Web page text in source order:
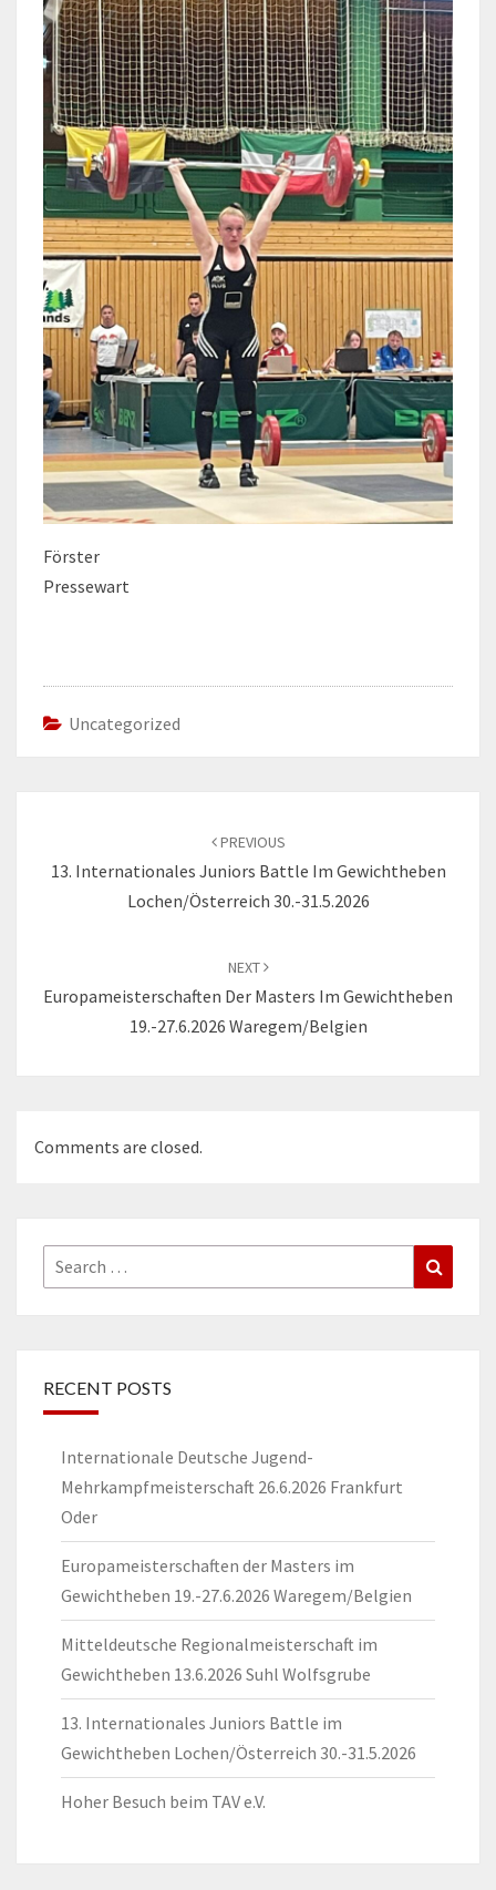
Förster
Pressewart
Uncategorized
PREVIOUS
13. Internationales Juniors Battle Im Gewichtheben
Lochen/Österreich 30.-31.5.2026
NEXT
Europameisterschaften Der Masters Im Gewichtheben
19.-27.6.2026 Waregem/Belgien
Comments are closed.
Search
for:
RECENT POSTS
Internationale Deutsche Jugend-
Mehrkampfmeisterschaft 26.6.2026 Frankfurt
Oder
Europameisterschaften der Masters im
Gewichtheben 19.-27.6.2026 Waregem/Belgien
Mitteldeutsche Regionalmeisterschaft im
Gewichtheben 13.6.2026 Suhl Wolfsgrube
13. Internationales Juniors Battle im
Gewichtheben Lochen/Österreich 30.-31.5.2026
Hoher Besuch beim TAV e.V.